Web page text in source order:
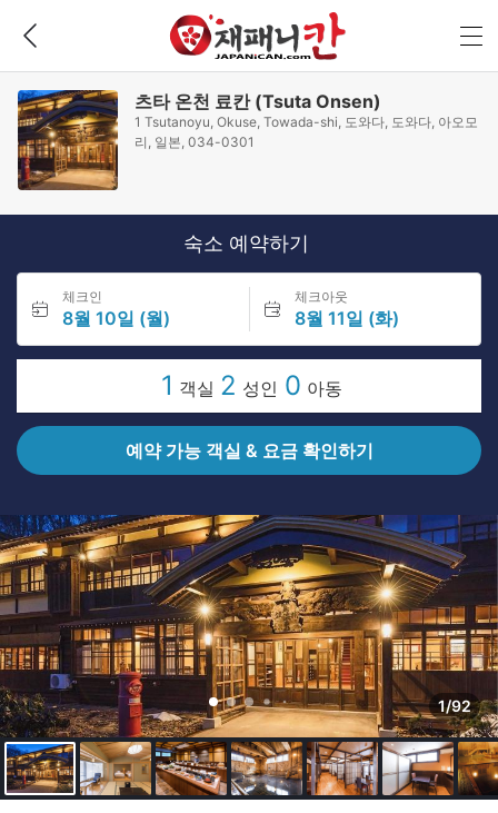
츠타 온천 료칸 (Tsuta Onsen)
1 Tsutanoyu, Okuse, Towada-shi, 도와다, 도와다, 아오모
리, 일본, 034-0301
숙소 예약하기
체크인
8월 10일 (월)
체크아웃
8월 11일 (화)
1 객실 2 성인 0 아동
예약 가능 객실 & 요금 확인하기
1/92